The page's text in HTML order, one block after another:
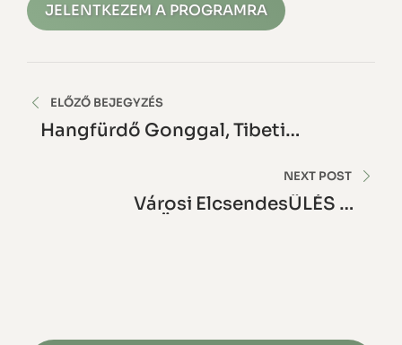
JELENTKEZEM A PROGRAMRA
Bejegyzés
navigáció
ELŐZŐ BEJEGYZÉS
Hangfürdő Gonggal, Tibeti
NEXT POST
Városi ElcsendesÜLÉS Az